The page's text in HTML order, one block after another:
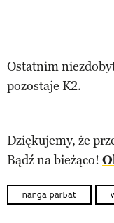
Ostatnim
pozostaje K2.
Dziękujemy, że
Bądź na bieżąco!
nanga parbat